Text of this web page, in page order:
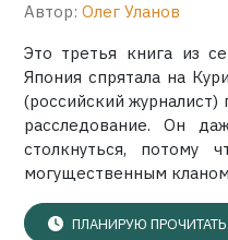
Автор: Олег Уланов
Это третья книга из
Япония спрятала на
(российский
расследование. Он
столкнуться, потому
могущественным кланом
ПЛАНИРУЮ ПРОЧИТАТЬ